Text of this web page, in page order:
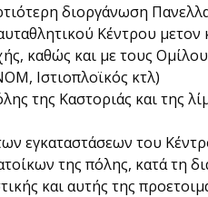
διοργάνωση
Κέντρου μετον
καθώς και με τους
Ιστιοπλοϊκός κτλ)
της Καστοριάς και της
εγκαταστάσεων του
της πόλης, κατά τη
και αυτής της